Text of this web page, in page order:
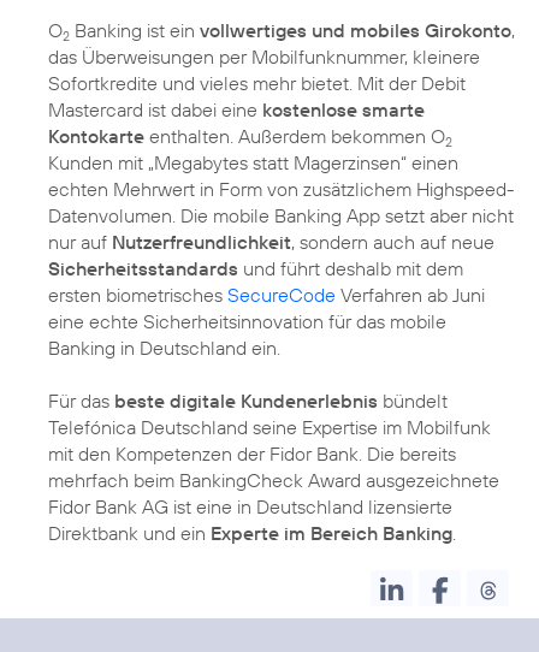
O2 Banking ist ein vollwertiges und mobiles Girokonto,
das Überweisungen per Mobilfunknummer, kleinere
Sofortkredite und vieles mehr bietet. Mit der Debit
Mastercard ist dabei eine kostenlose smarte
Kontokarte enthalten. Außerdem bekommen O2
Kunden mit „Megabytes statt Magerzinsen“ einen
echten Mehrwert in Form von zusätzlichem Highspeed-
Datenvolumen. Die mobile Banking App setzt aber nicht
nur auf Nutzerfreundlichkeit, sondern auch auf neue
Sicherheitsstandards und führt deshalb mit dem
ersten biometrisches SecureCode Verfahren ab Juni
eine echte Sicherheitsinnovation für das mobile
Banking in Deutschland ein.
Für das beste digitale Kundenerlebnis bündelt
Telefónica Deutschland seine Expertise im Mobilfunk
mit den Kompetenzen der Fidor Bank. Die bereits
mehrfach beim BankingCheck Award ausgezeichnete
Fidor Bank AG ist eine in Deutschland lizensierte
Direktbank und ein Experte im Bereich Banking